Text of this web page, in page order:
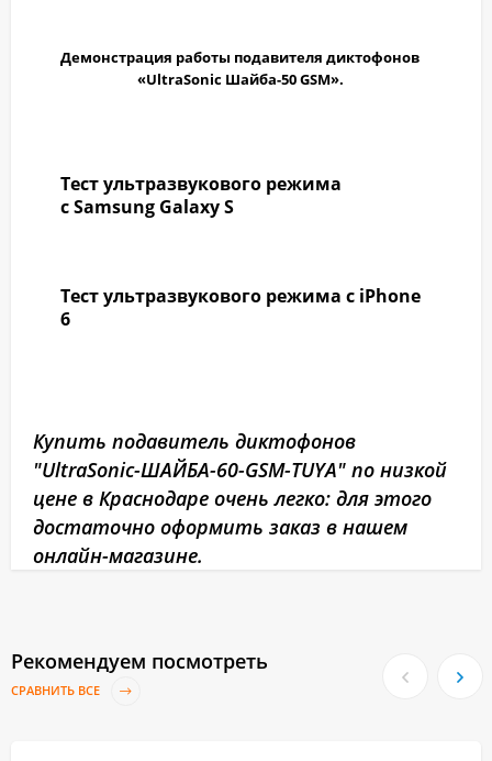
Демонстрация работы подавителя диктофонов
«UltraSonic Шайба-50 GSM».
Тест ультразвукового режима
сSamsung Galaxy S
Тест ультразвукового режима с iPhone
6
Купить подавитель диктофонов
"UltraSonic-ШАЙБА-60-GSM-TUYA" по низкой
цене в Краснодаре очень легко: для этого
достаточно оформить заказ в нашем
онлайн-магазине.
Рекомендуем посмотреть
СРАВНИТЬ ВСЕ